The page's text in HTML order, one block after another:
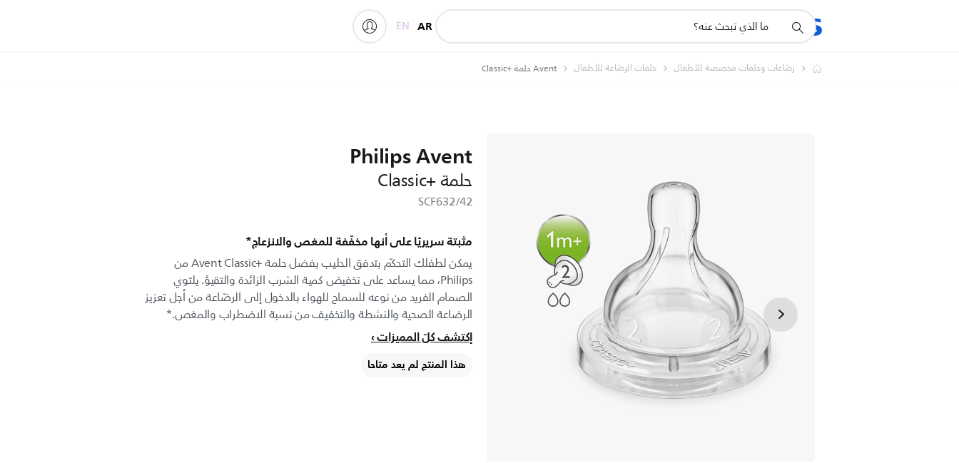
المنتجات
أيقونة
دعم
AR
EN
رضّاعات وحلمات مخصصة للأطفال حلمات الرضّاعة للأطفال Avent حلمة Classic+‎
Philips Avent
حلمة Classic+‎
SCF632/42
مثبتة سريريًا على أنها مخفّفة للمغص والانزعاج*
يمكن لطفلك التحكّم بتدفق الحليب بفضل حلمة Avent Classic+‎ من
Philips، مما يساعد على تخفيض كمية الشرب الزائدة والتقيؤ. يلتوي
الصمام الفريد من نوعه للسماح للهواء بالدخول إلى الرضّاعة من أجل تعزيز
الرضاعة الصحية والنشطة والتخفيف من نسبة الاضطراب والمغص.*
إكتشف كلّ المميزات
هذا المنتج لم يعد متاحا